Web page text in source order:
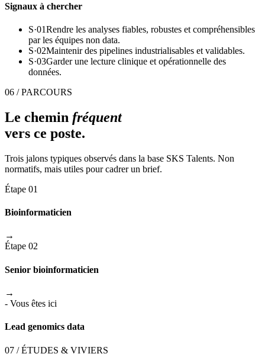
Signaux à chercher
S·01Rendre les analyses fiables, robustes et compréhensibles
par les équipes non data.
S·02Maintenir des pipelines industrialisables et validables.
S·03Garder une lecture clinique et opérationnelle des
données.
06 / PARCOURS
Le chemin fréquent
vers ce poste.
Trois jalons typiques observés dans la base SKS Talents. Non
normatifs, mais utiles pour cadrer un brief.
Étape 01
Bioinformaticien
→
Étape 02
Senior bioinformaticien
→
- Vous êtes ici
Lead genomics data
07 / ÉTUDES & VIVIERS